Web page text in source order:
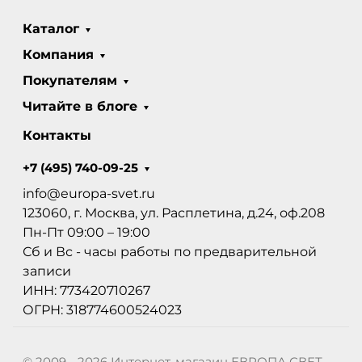
Каталог
Компания
Покупателям
Читайте в блоге
Контакты
+7 (495) 740-09-25
info@europa-svet.ru
123060, г. Москва, ул. Расплетина, д.24, оф.208
Пн-Пт 09:00 – 19:00
Сб и Вс - часы работы по предварительной
записи
ИНН: 773420710267
ОГРН: 318774600524023